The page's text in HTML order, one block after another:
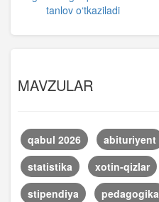
tanlov o‘tkaziladi
MAVZULAR
qabul 2026 abituriyent
statistika
xotin-qizlar
stipendiya
pedagogika